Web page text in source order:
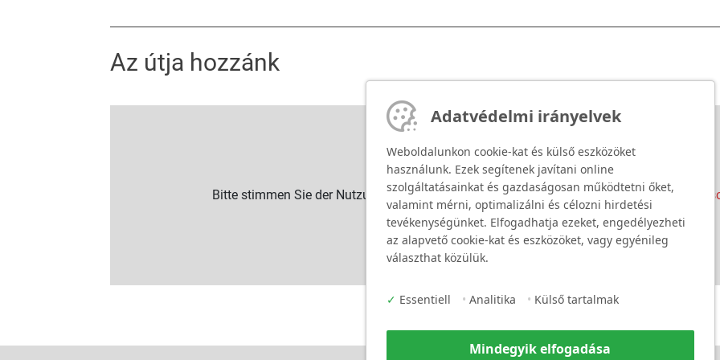
Az útja hozzánk
Bitte stimmen Sie der Nutzung von Google Maps zu um diesen Inhalt anzuzeigen.
Adatvédelmi irányelvek
Weboldalunkon cookie-kat és külső eszközöket
használunk. Ezek segítenek javítani online
szolgáltatásainkat és gazdaságosan működtetni őket,
valamint mérni, optimalizálni és célozni hirdetési
tevékenységünket. Elfogadhatja ezeket, engedélyezheti
az alapvető cookie-kat és eszközöket, vagy egyénileg
választhat közülük.
✓ Essentiell • Analitika • Külső tartalmak
Mindegyik elfogadása